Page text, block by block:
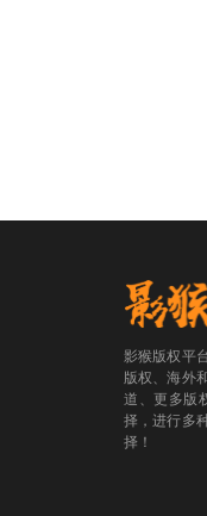
影猴版权平
版权、海外
道、更多版
择，进行多
择！